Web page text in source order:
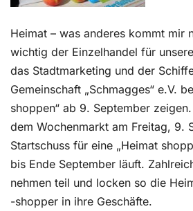
Heimat – was anderes kommt mir
wichtig der Einzelhandel für
das Stadtmarketing und der
Gemeinschaft „Schmagges“ e.V.
shoppen“ ab 9. September
dem Wochenmarkt am Freitag, 9.
Startschuss für eine „Heimat
bis Ende September läuft.
nehmen teil und locken so die
-shopper in ihre Geschäfte.